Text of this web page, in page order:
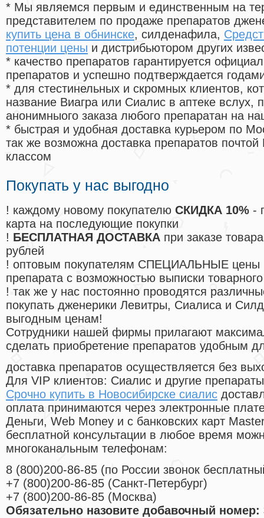
* Мы являемся первым и единственным на
представителем по продаже препаратов
купить цена в обнинске, силденафила,
потенции цены и дистрибьютором других
* качество препаратов гарантируется
препаратов и успешно подтверждается
* для стестинельных и скромных клиентов,
название Виагра или Сиалис в аптеке вслух,
анонимныого заказа любого препаратан на
* быстрая и удобная доставка курьером по
так же возможна доставка препаратов
классом
Покупать у нас выгодно
! каждому новому покупателю СКИДКА 10% -
карта на последующие покупки
! БЕСПЛАТНАЯ ДОСТАВКА при заказе
рублей
! оптовым покупателям СПЕЦИАЛЬНЫЕ цены
препарата с возможностью выписки
! так же у нас постоянно проводятся
покупать дженерики Левитры, Сиалиса и
выгодным ценам!
Cотрудники нашей фирмы прилагают
сделать приобретение препаратов удобным
доставка препаратов осуществляется без
Для VIP клиентов: Сиалис и другие
Срочно купить в Новосибирске сиалис
оплата принимаются через электронные
Деньги, Web Money и с банковских карт
бесплатной консультации в любое время
многоканальным телефонам:
8 (800)200-86-85 (по России звонок
+7 (800)200-86-85 (Санкт-Петербург)
+7 (800)200-86-85 (Москва)
Обязательно назовите добавочный номер: